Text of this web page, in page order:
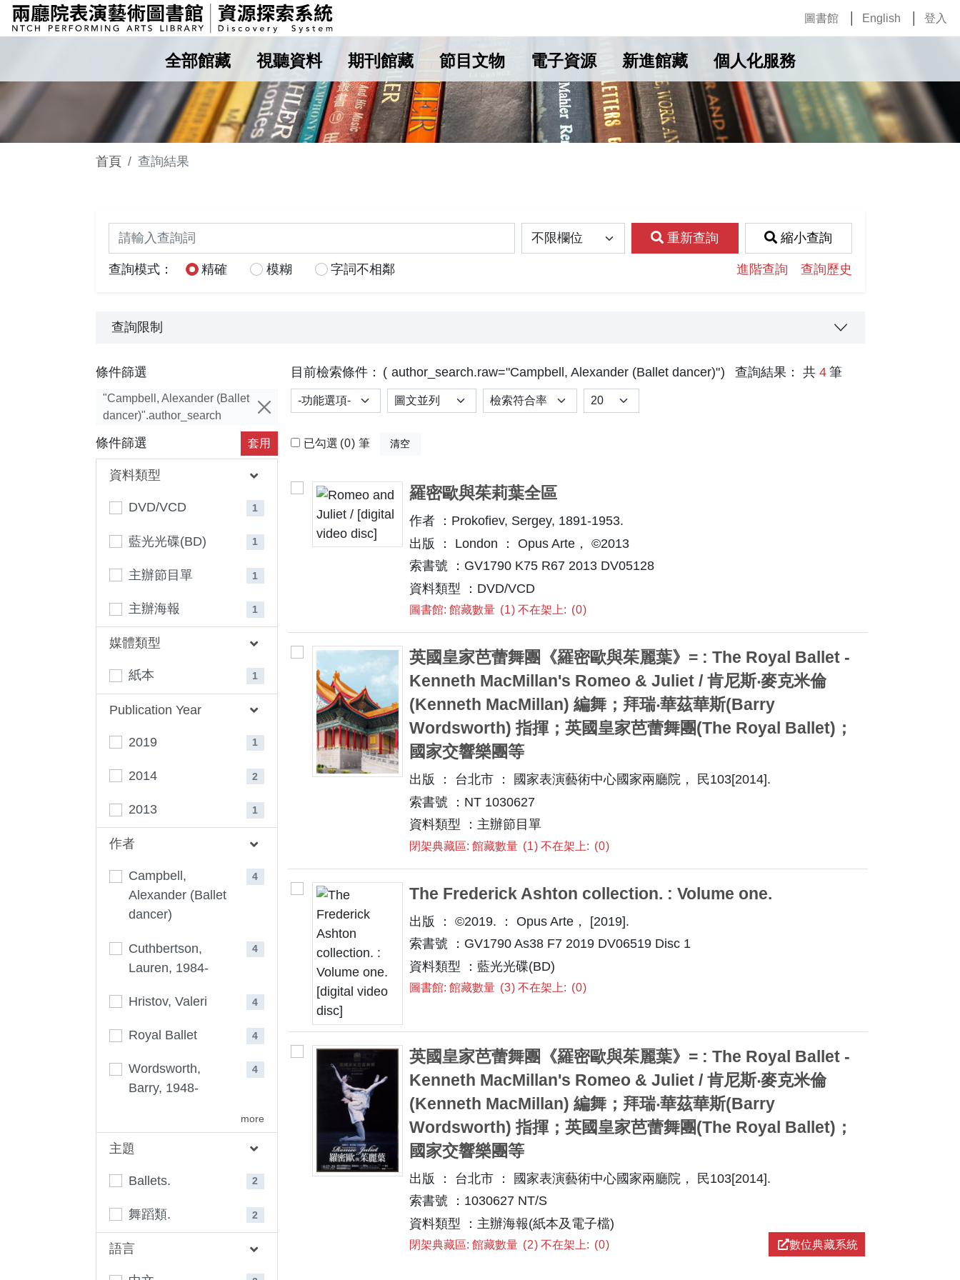
圖書館 English 登入
全部館藏 視聽資料 期刊館藏 節目文物 電子資源 新進館藏 個人化服務
首頁 查詢結果
關鍵詞查詢 重新查詢 縮小查詢
查詢模式： 精確 模糊 字詞不相鄰 進階查詢 查詢歷史
查詢限制
條件篩選
"Campbell, Alexander (Ballet
dancer)".author_search
條件篩選 套用
資料類型
DVD/VCD 1
藍光光碟(BD) 1
主辦節目單 1
主辦海報 1
媒體類型
紙本 1
Publication Year
2019 1
2014 2
2013 1
作者
Campbell,
Alexander (Ballet
dancer)
4
Cuthbertson,
Lauren, 1984-
4
Hristov, Valeri 4
Royal Ballet 4
Wordsworth,
Barry, 1948-
4
more
主題
Ballets. 2
舞蹈類. 2
語言
目前檢索條件： author_search.raw="Campbell, Alexander (Ballet dancer)" 查詢結果： 共 4 筆
功能選項
排序 Results per page
已勾選 0 筆 清空
羅密歐與茱莉葉全區
作者 ：Prokofiev, Sergey, 1891-1953.
出版 ： London ： Opus Arte， ©2013
索書號 ：GV1790 K75 R67 2013 DV05128
資料類型 ：DVD/VCD
圖書館: 館藏數量 1 不在架上: 0
英國皇家芭蕾舞團《羅密歐與茱麗葉》= : The Royal Ballet -
Kenneth MacMillan's Romeo & Juliet / 肯尼斯‧麥克米倫
(Kenneth MacMillan) 編舞；拜瑞‧華茲華斯(Barry
Wordsworth) 指揮；英國皇家芭蕾舞團(The Royal Ballet)；
國家交響樂團等
出版 ： 台北市 ： 國家表演藝術中心國家兩廳院， 民103[2014].
索書號 ：NT 1030627
資料類型 ：主辦節目單
閉架典藏區: 館藏數量 1 不在架上: 0
The Frederick Ashton collection. : Volume one.
出版 ： ©2019. ： Opus Arte， [2019].
索書號 ：GV1790 As38 F7 2019 DV06519 Disc 1
資料類型 ：藍光光碟(BD)
圖書館: 館藏數量 3 不在架上: 0
英國皇家芭蕾舞團《羅密歐與茱麗葉》= : The Royal Ballet -
Kenneth MacMillan's Romeo & Juliet / 肯尼斯‧麥克米倫
(Kenneth MacMillan) 編舞；拜瑞‧華茲華斯(Barry
Wordsworth) 指揮；英國皇家芭蕾舞團(The Royal Ballet)；
國家交響樂團等
出版 ： 台北市 ： 國家表演藝術中心國家兩廳院， 民103[2014].
索書號 ：1030627 NT/S
資料類型 ：主辦海報(紙本及電子檔)
閉架典藏區: 館藏數量 2 不在架上: 0 數位典藏系統